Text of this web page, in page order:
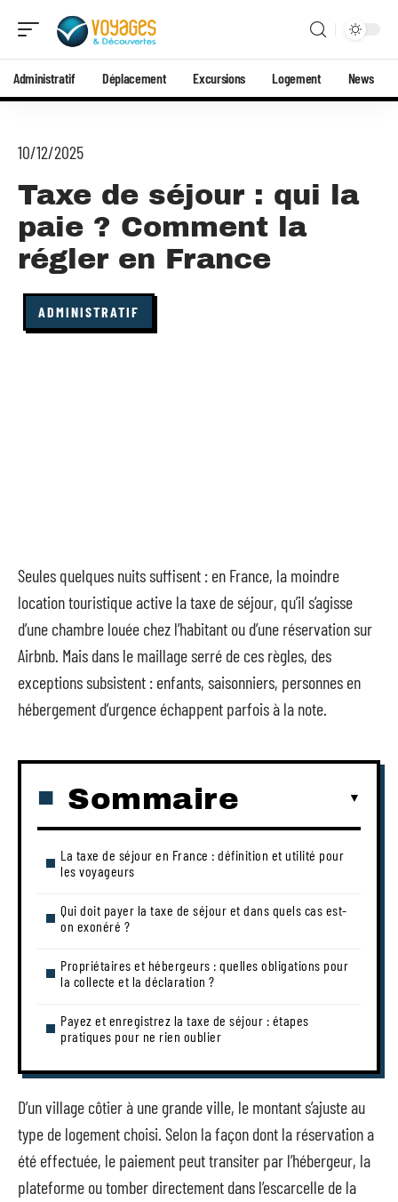
Administratif Déplacement Excursions Logement News
10/12/2025
Taxe de séjour : qui la
paie ? Comment la
régler en France
ADMINISTRATIF
Seules quelques nuits suffisent : en France, la moindre
location touristique active la taxe de séjour, qu’il s’agisse
d’une chambre louée chez l’habitant ou d’une réservation sur
Airbnb. Mais dans le maillage serré de ces règles, des
exceptions subsistent : enfants, saisonniers, personnes en
hébergement d’urgence échappent parfois à la note.
Sommaire
La taxe de séjour en France : définition et utilité pour
les voyageurs
Qui doit payer la taxe de séjour et dans quels cas est-
on exonéré ?
Propriétaires et hébergeurs : quelles obligations pour
la collecte et la déclaration ?
Payez et enregistrez la taxe de séjour : étapes
pratiques pour ne rien oublier
D’un village côtier à une grande ville, le montant s’ajuste au
type de logement choisi. Selon la façon dont la réservation a
été effectuée, le paiement peut transiter par l’hébergeur, la
plateforme ou tomber directement dans l’escarcelle de la